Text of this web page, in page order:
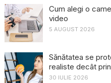
Cum alegi o
video
5 AUGUST 2026
Sănătatea se
realiste decât
30 IULIE 2026